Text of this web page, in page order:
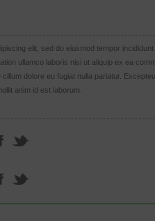
elit, sed do eiusmod tempor
ullamco laboris nisi ut aliquip ex ea
dolore eu fugiat nulla pariatur.
anim id est laborum.